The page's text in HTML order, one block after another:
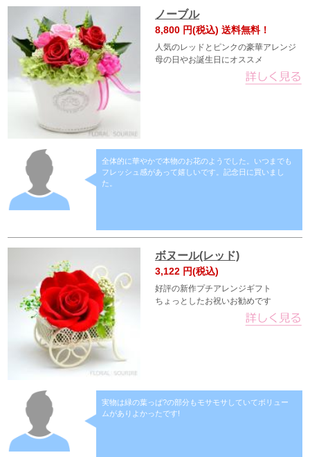
ノーブル
8,800 円(税込) 送料無料！
人気のレッドとピンクの豪華アレンジ
母の日やお誕生日にオススメ
全体的に華やかで本物のお花のようでした。いつまでも
フレッシュ感があって嬉しいです。記念日に買いまし
た。
ボヌール(レッド)
3,122 円(税込)
好評の新作プチアレンジギフト
ちょっとしたお祝いお勧めです
実物は緑の葉っぱ?の部分もモサモサしていてボリュー
ムがありよかったです!